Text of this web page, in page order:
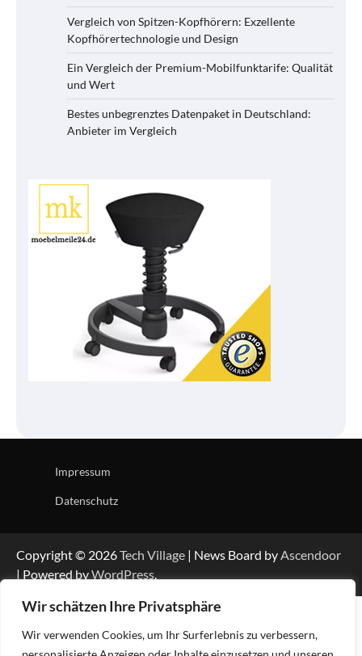
Wir schätzen Ihre Privatsphäre
Wir verwenden Cookies, um Ihr Surferlebnis zu verbessern,
Vergleich von Spitzen-Kopfhörern: Exzellente
Kopfhörertechnologie und Design
Ein Vergleich der Premium-Mobilfunktarife: Qualität
und Wert
Bestes unbegrenztes Datenpaket in Deutschland:
Anbieter im Vergleich
Impressum
Datenschutz
Copyright © 2026Tech Village | News Board byAscendoor
| Powered byWordPress.